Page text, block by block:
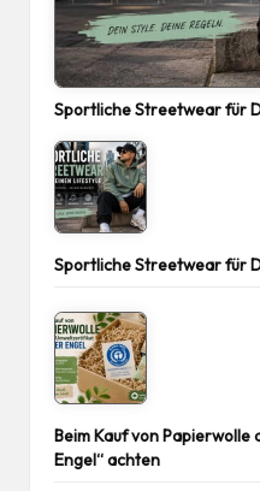
Sportliche Streetwear für
Sportliche Streetwear für
Beim Kauf von Papierwolle
Engel“ achten